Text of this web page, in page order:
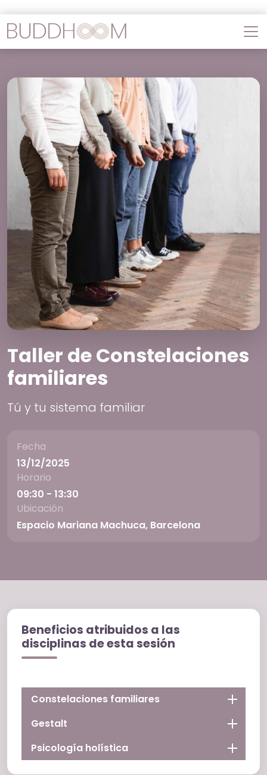
Taller de Constelaciones
familiares
Tú y tu sistema familiar
Fecha
13/12/2025
Horario
09:30 - 13:30
Ubicación
Espacio Mariana Machuca, Barcelona
Beneficios atribuidos a las
disciplinas de esta sesión
Constelaciones familiares
Gestalt
Psicología holística